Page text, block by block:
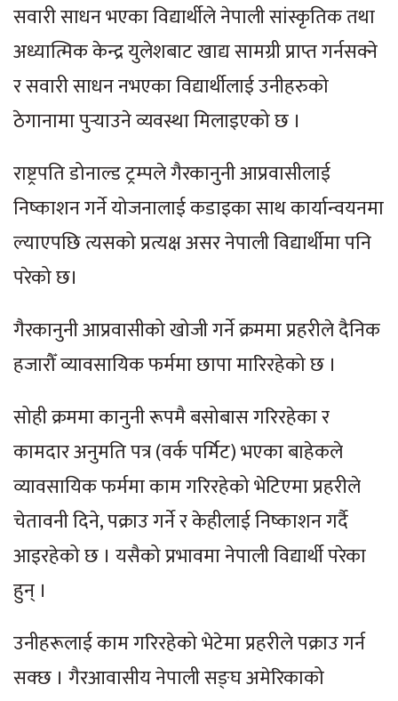
सवारी साधन भएका विद्यार्थीले नेपाली सांस्कृतिक तथा
अध्यात्मिक केन्द्र युलेशबाट खाद्य सामग्री प्राप्त गर्नसक्ने
र सवारी साधन नभएका विद्यार्थीलाई उनीहरुको
ठेगानामा पुर्‍याउने व्यवस्था मिलाइएको छ ।
राष्ट्रपति डोनाल्ड ट्रम्पले गैरकानुनी आप्रवासीलाई
निष्काशन गर्ने योजनालाई कडाइका साथ कार्यान्वयनमा
ल्याएपछि त्यसको प्रत्यक्ष असर नेपाली विद्यार्थीमा पनि
परेको छ।
गैरकानुनी आप्रवासीको खोजी गर्ने क्रममा प्रहरीले दैनिक
हजारौँ व्यावसायिक फर्ममा छापा मारिरहेको छ ।
सोही क्रममा कानुनी रूपमै बसोबास गरिरहेका र
कामदार अनुमति पत्र (वर्क पर्मिट) भएका बाहेकले
व्यावसायिक फर्ममा काम गरिरहेको भेटिएमा प्रहरीले
चेतावनी दिने, पक्राउ गर्ने र केहीलाई निष्काशन गर्दै
आइरहेको छ । यसैको प्रभावमा नेपाली विद्यार्थी परेका
हुन् ।
उनीहरूलाई काम गरिरहेको भेटेमा प्रहरीले पक्राउ गर्न
सक्छ । गैरआवासीय नेपाली सङ्घ अमेरिकाको